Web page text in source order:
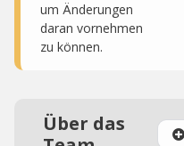
um Änderungen
daran vornehmen
zu können.
Über das